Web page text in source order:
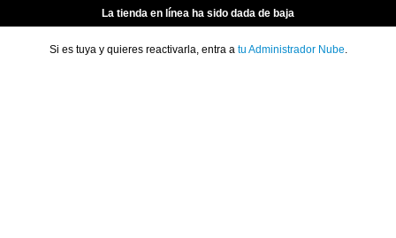
La tienda en línea ha sido dada de baja
Si es tuya y quieres reactivarla, entra a tu Administrador Nube.